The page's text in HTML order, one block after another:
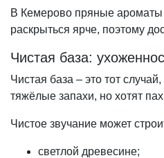
В Кемерово пряные ароматы
раскрыться ярче, поэтому
Чистая база:
Чистая база – это тот
тяжёлые запахи, но хотят
Чистое звучание может
светлой древесине;